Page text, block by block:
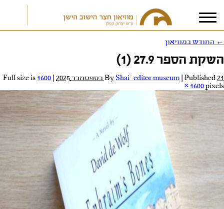
אני מאשר/ת את תנאי הפרטיות
← החודש במוזיאון
השקת הספר 27.9 (1)
By Shai_editor museum Published21 בספטמבר 2025
1600
× 1600pixels